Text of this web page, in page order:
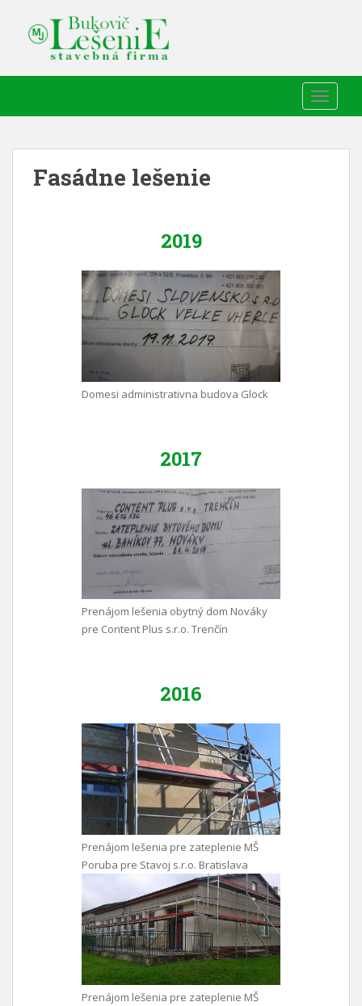
Fasádne lešenie
2019
Domesi administrativna budova Glock
2017
Prenájom lešenia obytný dom Nováky
pre Content Plus s.r.o. Trenčín
2016
Prenájom lešenia pre zateplenie MŠ
Poruba pre Stavoj s.r.o. Bratislava
Prenájom lešenia pre zateplenie MŠ